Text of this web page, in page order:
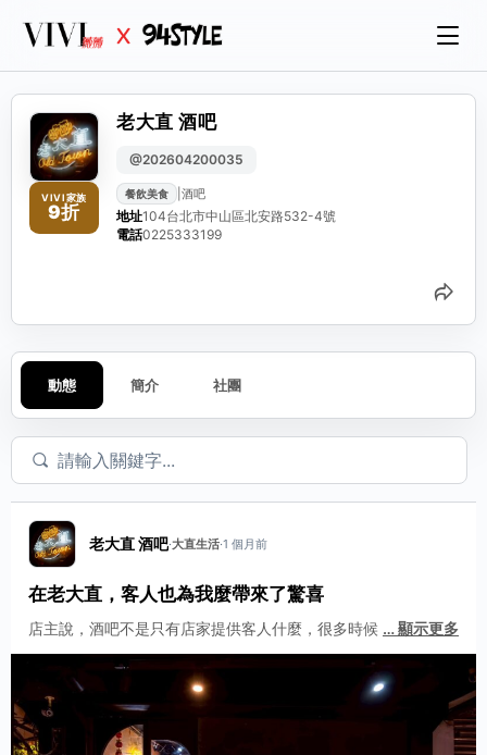
VIVI家族
9折
老大直 酒吧
@202604200035
餐飲美食 酒吧
地址104台北市中山區北安路532-4號
電話0225333199
分
動態 簡介 社團
老大直 酒吧·大直生活·1 個月前
在老大直，客人也為我麼帶來了驚喜
店主說，酒吧不是只有店家提供客人什麼，很多時候 …顯示更多